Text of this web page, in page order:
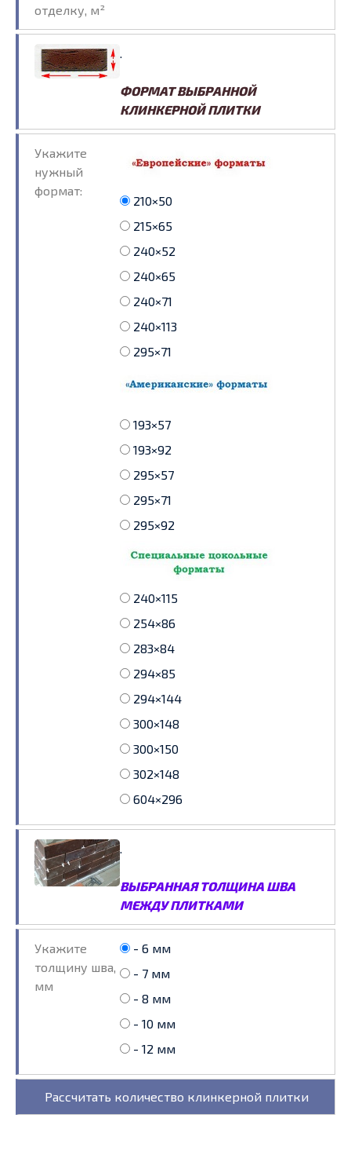
отделку, м²
.
ФОРМАТ ВЫБРАННОЙ
КЛИНКЕРНОЙ ПЛИТКИ
Укажите
нужный
формат:
210×50
215×65
240×52
240×65
240×71
240×113
295×71
193×57
193×92
295×57
295×71
295×92
240×115
254×86
283×84
294×85
294×144
300×148
300×150
302×148
604×296
.
ВЫБРАННАЯ ТОЛЩИНА ШВА
МЕЖДУ ПЛИТКАМИ
Укажите
толщину шва,
мм
- 6 мм
- 7 мм
- 8 мм
- 10 мм
- 12 мм